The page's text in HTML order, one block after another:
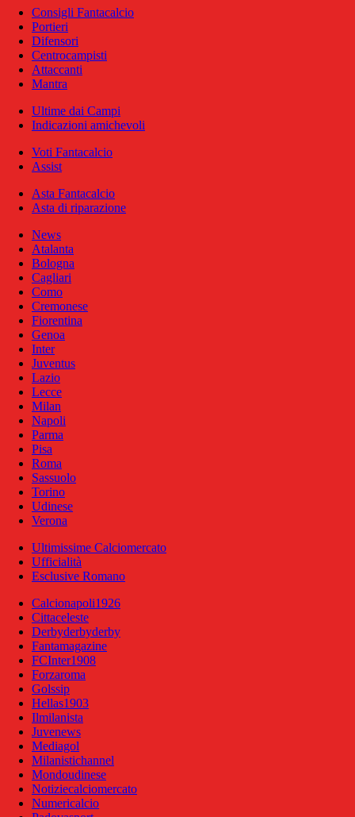
Consigli Fantacalcio
Portieri
Difensori
Centrocampisti
Attaccanti
Mantra
Ultime dai Campi
Indicazioni amichevoli
Voti Fantacalcio
Assist
Asta Fantacalcio
Asta di riparazione
News
Atalanta
Bologna
Cagliari
Como
Cremonese
Fiorentina
Genoa
Inter
Juventus
Lazio
Lecce
Milan
Napoli
Parma
Pisa
Roma
Sassuolo
Torino
Udinese
Verona
Ultimissime Calciomercato
Ufficialità
Esclusive Romano
Calcionapoli1926
Cittaceleste
Derbyderbyderby
Fantamagazine
FCInter1908
Forzaroma
Golssip
Hellas1903
Ilmilanista
Juvenews
Mediagol
Milanistichannel
Mondoudinese
Notiziecalciomercato
Numericalcio